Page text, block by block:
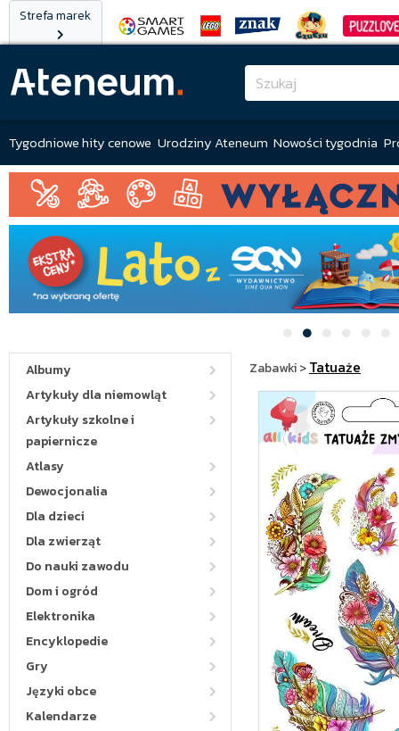
Strefa marek
Tygodniowe hity cenowe Urodziny Ateneum Nowości tygodnia
Albumy
Artykuły dla niemowląt
Artykuły szkolne i
papiernicze
Atlasy
Dewocjonalia
Dla dzieci
Dla zwierząt
Do nauki zawodu
Dom i ogród
Elektronika
Encyklopedie
Gry
Języki obce
Kalendarze
Zabawki>Tatuaże